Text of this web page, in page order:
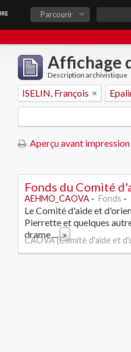
Parcourir
Affichage
Description archivistique
ISELIN, François
Aperçu avant impression
Fonds du Comité
AEHMO_CAOVA Fonds
Le Comité d'aide et
Pierrette et quelques
drame... »
CAOVA (Comité d'aide et